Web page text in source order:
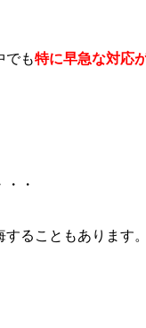
でも特に早急な対応
・
することもあります。